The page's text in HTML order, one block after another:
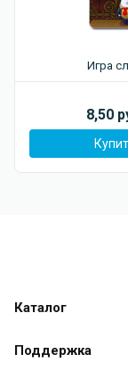
Игра
8,50
Каталог
Каталог программ
Поддержка